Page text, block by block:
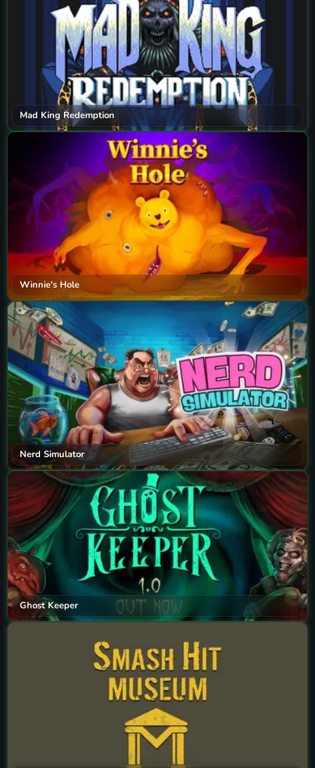
Mad King Redemption
Winnie's Hole
Nerd Simulator
Ghost Keeper